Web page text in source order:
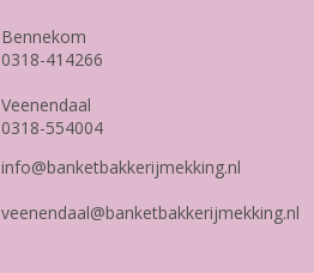
Bennekom
0318-414266
Veenendaal
0318-554004
info@banketbakkerijmekking.nl
veenendaal@banketbakkerijmekking.nl